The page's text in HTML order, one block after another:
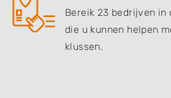
Bereik 23 bedrijven
die u kunnen helpen
klussen.